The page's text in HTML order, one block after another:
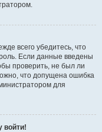
всего убедитесь, что
Если данные введены
проверить, не был ли
что допущена ошибка
для
войти!